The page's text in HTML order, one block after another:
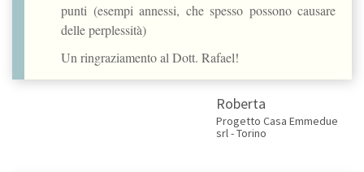
punti (esempi annessi, che spesso possono causare
delle perplessità)
Un ringraziamento al Dott. Rafael!
Roberta
Progetto Casa Emmedue
srl - Torino